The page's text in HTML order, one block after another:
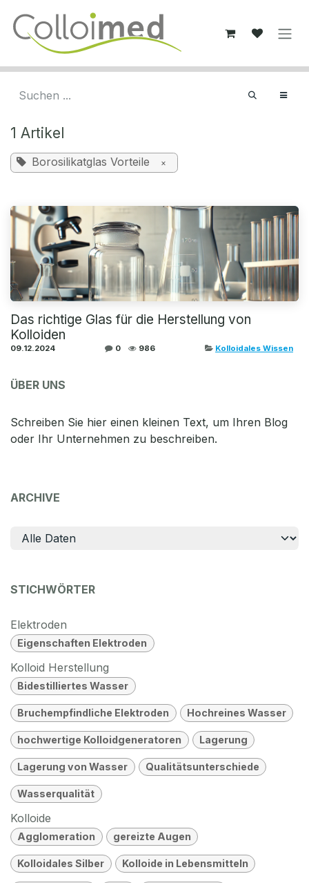
1 Artikel
Borosilikatglas Vorteile ×
Das richtige Glas für die Herstellung von
Kolloiden
09.12.2024 0 986 Kolloidales Wissen
ÜBER UNS
Schreiben Sie hier einen kleinen Text, um Ihren Blog
oder Ihr Unternehmen zu beschreiben.
ARCHIVE
STICHWÖRTER
Elektroden
Eigenschaften Elektroden
Kolloid Herstellung
Bidestilliertes Wasser
Bruchempfindliche Elektroden Hochreines Wasser
hochwertige Kolloidgeneratoren Lagerung
Lagerung von Wasser Qualitätsunterschiede
Wasserqualität
Kolloide
Agglomeration gereizte Augen
Kolloidales Silber Kolloide in Lebensmitteln